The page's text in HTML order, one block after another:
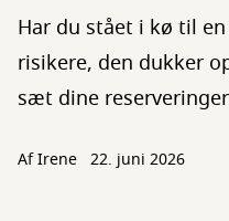
Har du stået i kø til
risikere, den dukker
sæt dine
AfIrene 22. juni 2026